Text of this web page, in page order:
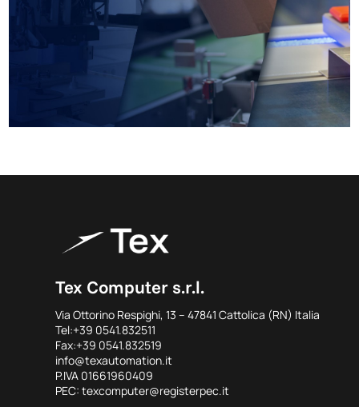
Tex Computer s.r.l.
Via Ottorino Respighi, 13 – 47841 Cattolica (RN) Italia
Tel:+39 0541.832511
Fax:+39 0541.832519
info@texautomation.it
P.IVA 01661960409
PEC: texcomputer@registerpec.it